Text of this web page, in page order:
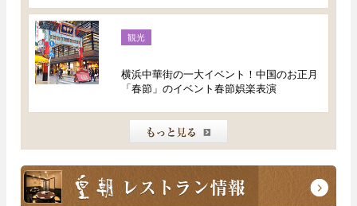
観光
横浜中華街の一大イベント！中国のお正月
「春節」のイベント春節娯楽表演